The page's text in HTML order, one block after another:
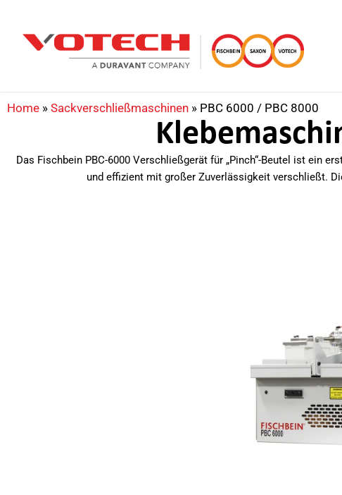
Home » Sackverschließmaschinen » PBC 6000 / PBC 8000
Das Fischbein PBC-6000 Verschließgerät für „Pinch“-Beutel ist ein
und effizient mit großer Zuverlässigkeit verschließt.